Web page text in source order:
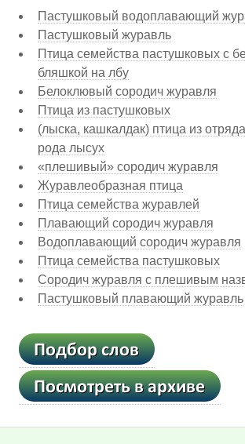
Пастушковый водоплавающий
Пастушковый журавль
Птица семейства пастушковых с
бляшкой на лбу
Белоклювый сородич журавля
Птица из пастушковых
(лыска, кашкалдак) птица из
рода лысух
«плешивый» сородич журавля
Журавлеобразная птица
Птица семейства журавлей
Плавающий сородич журавля
Водоплавающий сородич журавля
Птица семейства пастушковых
Сородич журавля с плешивым
Пастушковый плавающий журавль